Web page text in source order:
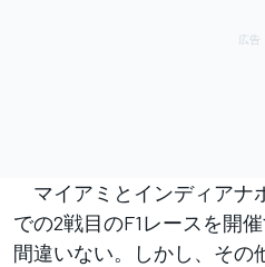
マイアミとインディアナ
での2戦目のF1レースを開
間違いない。しかし、その